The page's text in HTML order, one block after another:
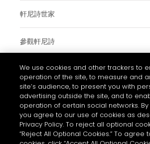
軒尼詩世家
參觀軒尼詩
使用條款與細則
常見問題
私隱和COOKIES政策通知
聯絡我們
We use cookies and other trackers to
operation of the site, to measure and
site’s audience, to present you with
advertising outside the site, and to
operation of certain social networks. By
you agree to our use of cookies as
Privacy Policy. To reject all optional
“Reject All Optional Cookies.” To agree